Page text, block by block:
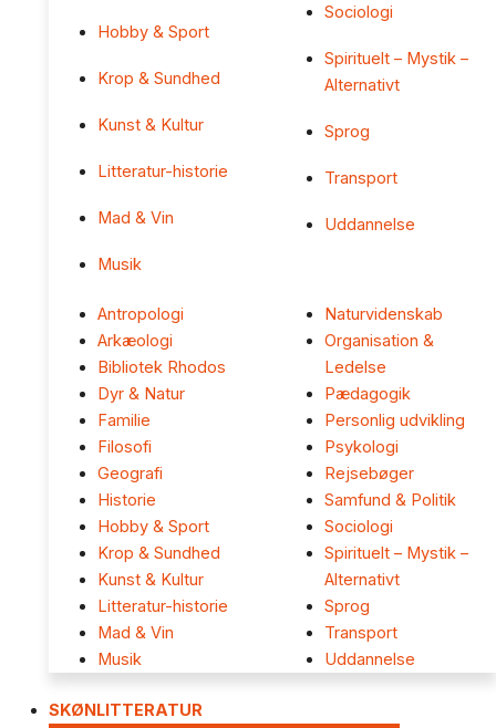
Hobby & Sport
Krop & Sundhed
Kunst & Kultur
Litteratur-historie
Mad & Vin
Musik
Sociologi
Spirituelt – Mystik –
Alternativt
Sprog
Transport
Uddannelse
Antropologi
Arkæologi
Bibliotek Rhodos
Dyr & Natur
Familie
Filosofi
Geografi
Historie
Hobby & Sport
Krop & Sundhed
Kunst & Kultur
Litteratur-historie
Mad & Vin
Musik
Naturvidenskab
Organisation &
Ledelse
Pædagogik
Personlig udvikling
Psykologi
Rejsebøger
Samfund & Politik
Sociologi
Spirituelt – Mystik –
Alternativt
Sprog
Transport
Uddannelse
SKØNLITTERATUR